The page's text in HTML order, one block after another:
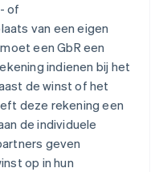
of
van een eigen
een GbR een
indienen bij het
de winst of het
deze rekening een
de individuele
geven
op in hun